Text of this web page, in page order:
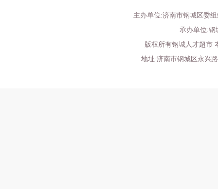
主办单位:济南市钢城区委
承办单位:钢
版权所有钢城人才超市
地址:济南市钢城区永兴